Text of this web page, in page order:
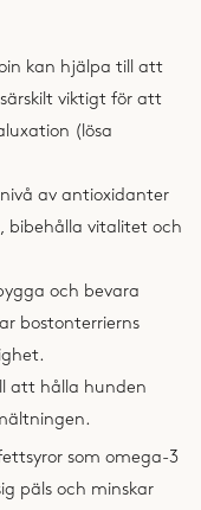
kan hjälpa till att
viktigt för att
(lösa
av antioxidanter
bibehålla vitalitet och
och bevara
bostonterrierns
att hålla hunden
som omega-3
päls och minskar